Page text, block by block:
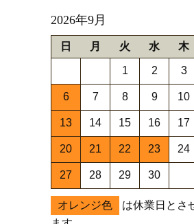
2026年9月
日 月 火 水 木
1 2 3
6 7 8 9 10
13 14 15 16 17
20 21 22 23 24
27 28 29 30
オレンジ色
は休業日とさ